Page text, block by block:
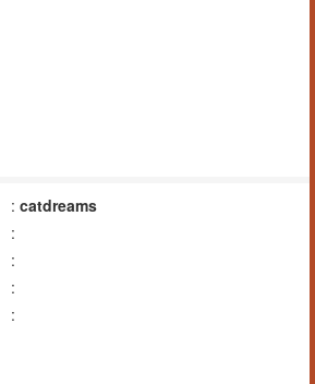
: catdreams
:
:
:
: